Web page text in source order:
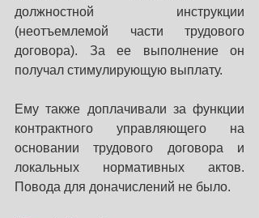
должностной инструкции
(неотъемлемой части трудового
договора). За ее выполнение он
получал стимулирующую выплату.
Ему также доплачивали за функции
контрактного управляющего на
основании трудового договора и
локальных нормативных актов.
Повода для доначислений не было.